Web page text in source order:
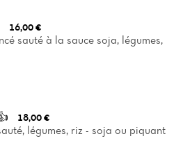
16,00 €
sauté à la sauce soja, légumes,
18,00 €
légumes, riz - soja ou piquant